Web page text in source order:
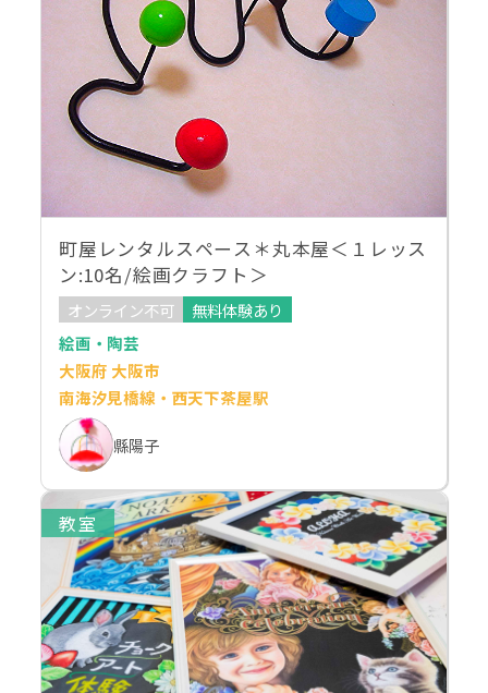
町屋レンタルスペース＊丸本屋＜１レッス
ン:10名/絵画クラフト＞
オンライン不可
無料体験あり
絵画・陶芸
大阪府 大阪市
南海汐見橋線・西天下茶屋駅
縣陽子
教室